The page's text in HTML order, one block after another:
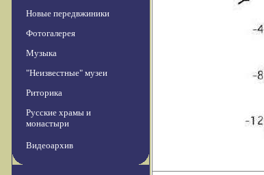
Новые передвжиники
Фотогалерея
Музыка
"Неизвестные" музеи
Риторика
Русские храмы и
монастыри
Видеоархив